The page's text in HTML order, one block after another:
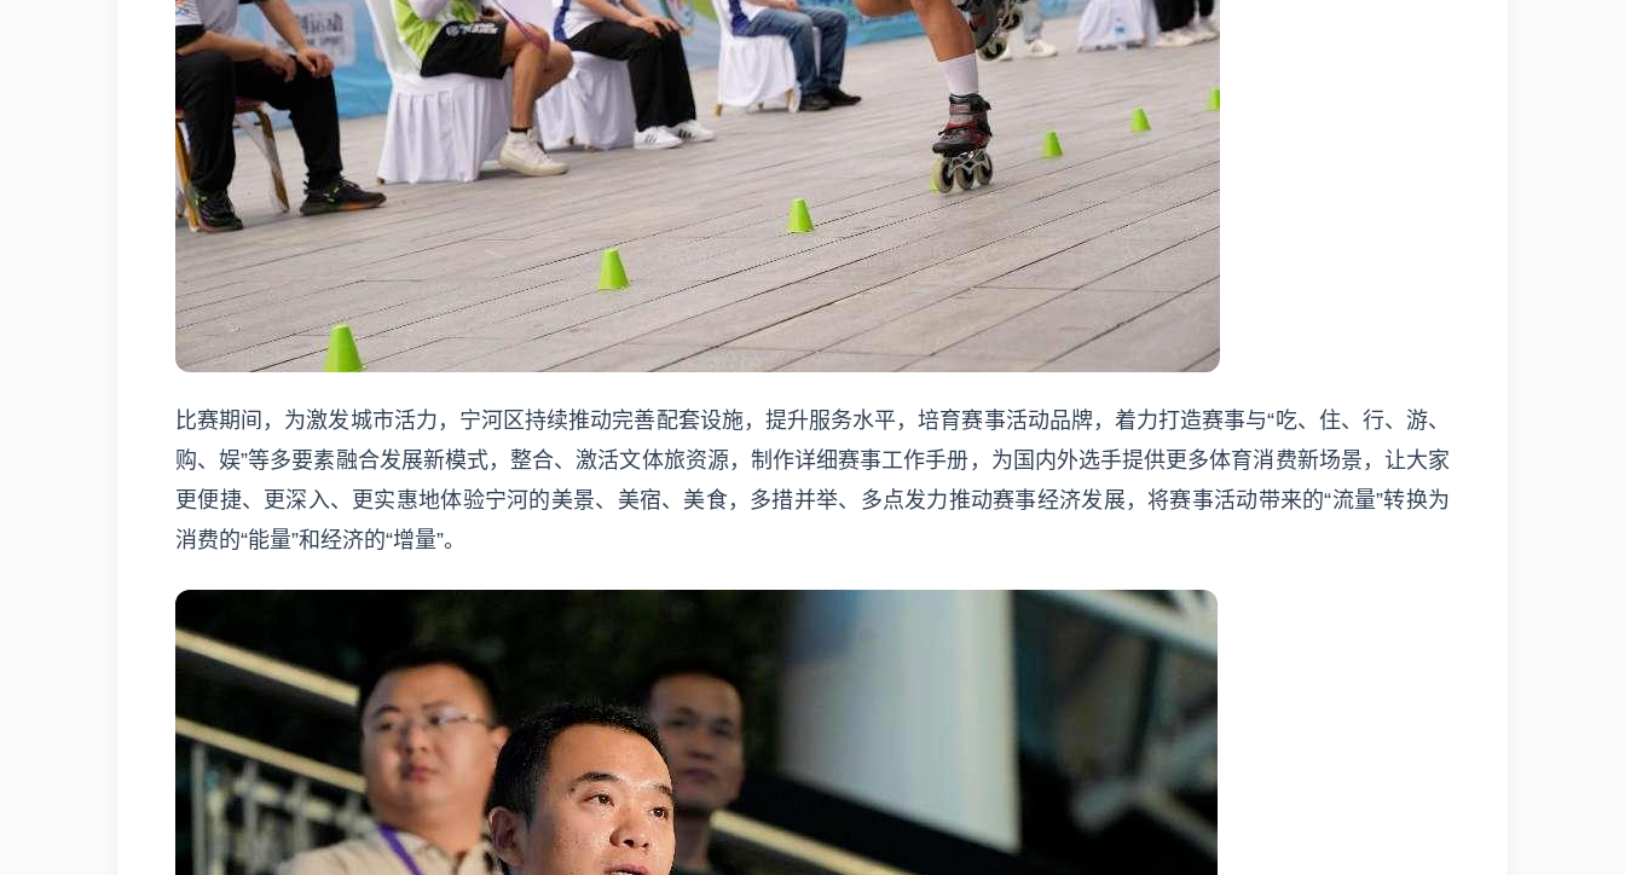
比赛期间，为激发城市活力，宁河区持续推动完善配套设施，提升服务水平，培育赛事活动品牌，着力打造赛事与“吃、住、行、游、
购、娱”等多要素融合发展新模式，整合、激活文体旅资源，制作详细赛事工作手册，为国内外选手提供更多体育消费新场景，让大家
更便捷、更深入、更实惠地体验宁河的美景、美宿、美食，多措并举、多点发力推动赛事经济发展，将赛事活动带来的“流量”转换为
消费的“能量”和经济的“增量”。